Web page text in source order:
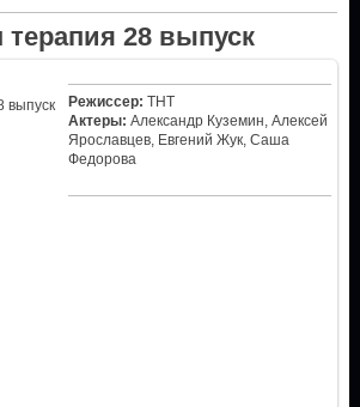
28 выпуск
Режиссер: ТНТ
Актеры: Александр Куземин, Алексей
Ярославцев, Евгений Жук, Саша
Федорова